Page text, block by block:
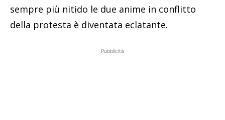
sempre più nitido le due anime in conflitto
della protesta è diventata eclatante.
Pubblicità